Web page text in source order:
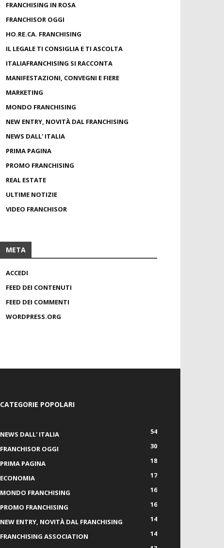
FRANCHISING IN ROSA
FRANCHISOR OGGI
HO.RE.CA. FRANCHISING
IL LEGALE TI CONSIGLIA E TI ASCOLTA
ITALIAFRANCHISING SI RACCONTA
MANIFESTAZIONI, CONVEGNI E FIERE
MARKETING
MONDO FRANCHISING
NEW ENTRY, NOVITÀ DAL FRANCHISING
NEWS DALL' ITALIA
PRIMA PAGINA
PROMO FRANCHISING
REAL ESTATE
ULTIME NOTIZIE
VIDEO FRANCHISOR
META
ACCEDI
FEED DEI CONTENUTI
FEED DEI COMMENTI
WORDPRESS.ORG
CATEGORIE POPOLARI
NEWS DALL' ITALIA
54
FRANCHISOR OGGI
30
PRIMA PAGINA
18
ECONOMIA
17
MONDO FRANCHISING
16
PROMO FRANCHISING
16
NEW ENTRY, NOVITÀ DAL FRANCHISING
14
FRANCHISING ASSOCIATION
14